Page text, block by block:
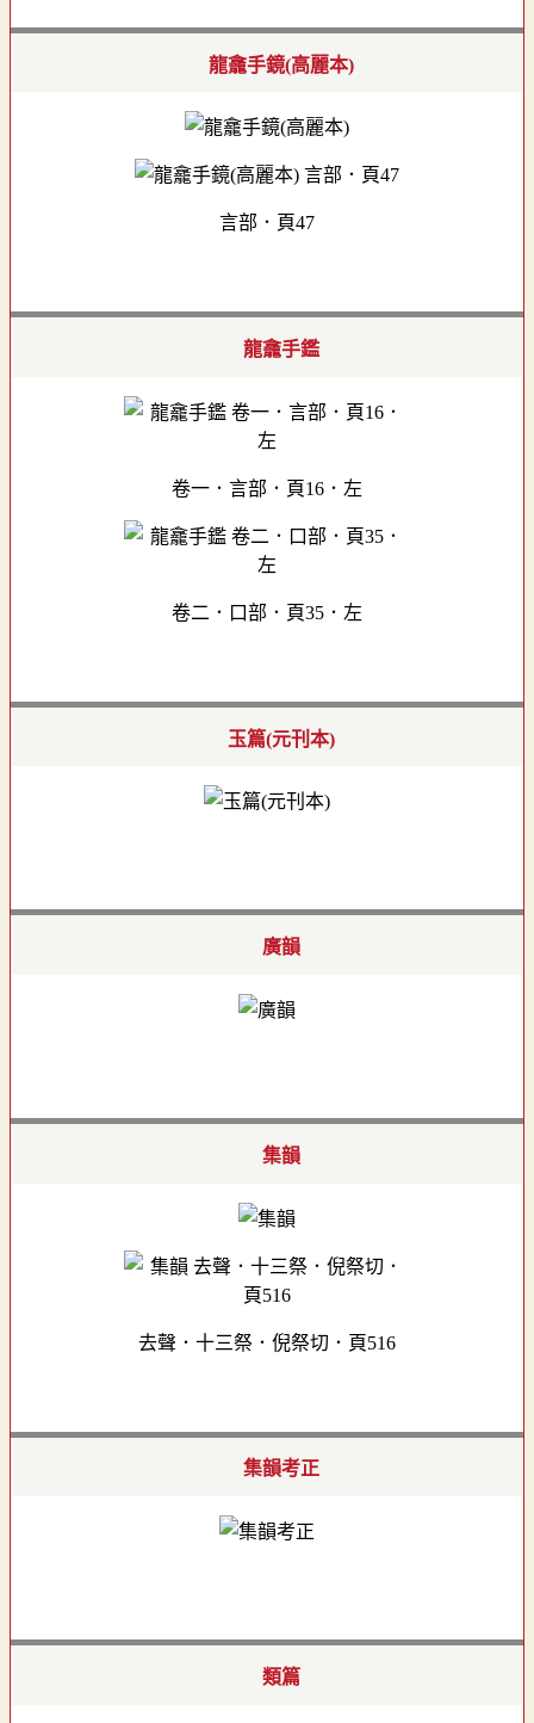
龍龕手鏡(高麗本)
言部．頁47
龍龕手鑑
卷一．言部．頁16．左
卷二．口部．頁35．左
玉篇(元刊本)
廣韻
集韻
去聲．十三祭．倪祭切．頁516
集韻考正
類篇